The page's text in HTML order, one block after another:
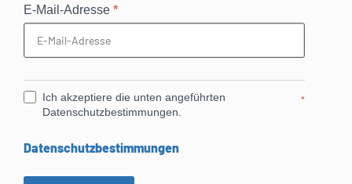
E-Mail-Adresse *
Ich akzeptiere die unten angeführten
Datenschutzbestimmungen.
*
Datenschutzbestimmungen